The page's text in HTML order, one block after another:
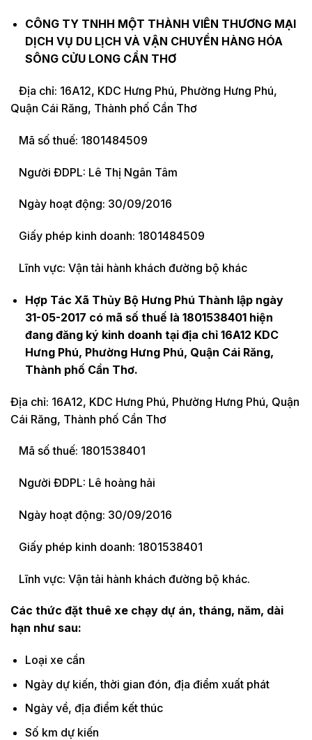
CÔNG TY TNHH MỘT THÀNH VIÊN THƯƠNG MẠI
DỊCH VỤ DU LỊCH VÀ VẬN CHUYỂN HÀNG HÓA
SÔNG CỬU LONG CẦN THƠ
Địa chỉ: 16A12, KDC Hưng Phú, Phường Hưng Phú,
Quận Cái Răng, Thành phố Cần Thơ
Mã số thuế: 1801484509
Người ĐDPL: Lê Thị Ngân Tâm
Ngày hoạt động: 30/09/2016
Giấy phép kinh doanh: 1801484509
Lĩnh vực: Vận tải hành khách đường bộ khác
Hợp Tác Xã Thủy Bộ Hưng Phú Thành lập ngày
31-05-2017 có mã số thuế là 1801538401 hiện
đang đăng ký kinh doanh tại địa chỉ 16A12 KDC
Hưng Phú, Phường Hưng Phú, Quận Cái Răng,
Thành phố Cần Thơ.
Địa chỉ: 16A12, KDC Hưng Phú, Phường Hưng Phú, Quận
Cái Răng, Thành phố Cần Thơ
Mã số thuế: 1801538401
Người ĐDPL: Lê hoàng hải
Ngày hoạt động: 30/09/2016
Giấy phép kinh doanh: 1801538401
Lĩnh vực: Vận tải hành khách đường bộ khác.
Các thức đặt thuê xe chạy dự án, tháng, năm, dài
hạn như sau:
Loại xe cần
Ngày dự kiến, thời gian đón, địa điểm xuất phát
Ngày về, địa điểm kết thúc
Số km dự kiến